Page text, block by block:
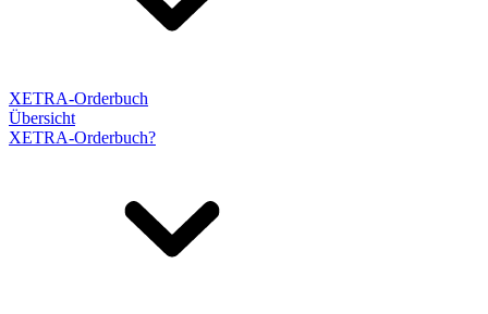
XETRA-Orderbuch
Übersicht
XETRA-Orderbuch?